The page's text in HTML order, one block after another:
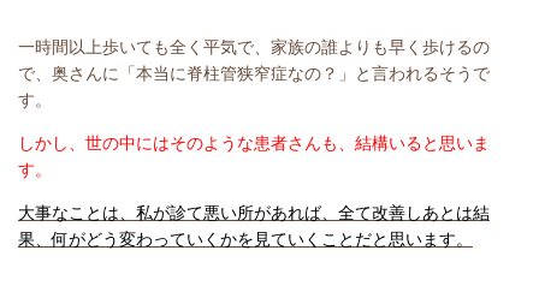
一時間以上歩いても全く平気で、家族の誰よりも早く歩けるの
で、奥さんに「本当に脊柱管狭窄症なの？」と言われるそうで
す。
しかし、世の中にはそのような患者さんも、結構いると思いま
す。
大事なことは、私が診て悪い所があれば、全て改善しあとは結
果、何がどう変わっていくかを見ていくことだと思います。